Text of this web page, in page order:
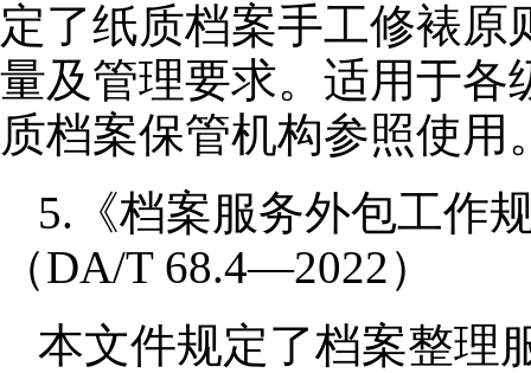
定了纸质档案手工修裱
量及管理要求。适用于各
质档案保管机构参照使用
5.《档案服务外包工作
（DA/T 68.4—2022）
本文件规定了档案整理